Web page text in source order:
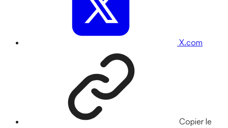
X.com
Copier le